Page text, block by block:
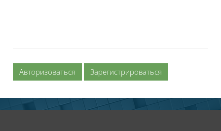
Авторизоваться Зарегистрироваться